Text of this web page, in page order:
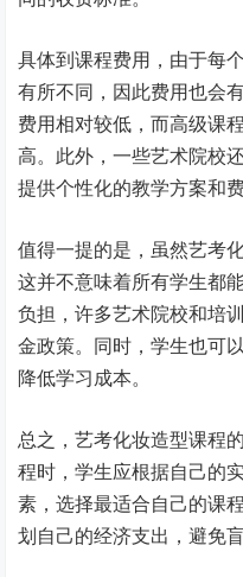
具体到课程费用，由于每
有所不同，因此费用也会
费用相对较低，而高级课
高。此外，一些艺术院校
提供个性化的教学方案和费
值得一提的是，虽然艺考
这并不意味着所有学生都
负担，许多艺术院校和培
金政策。同时，学生也可
降低学习成本。
总之，艺考化妆造型课程
程时，学生应根据自己的
素，选择最适合自己的课
划自己的经济支出，避免